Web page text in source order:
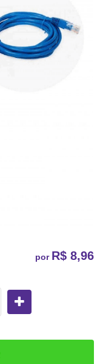
por R$ 8,96